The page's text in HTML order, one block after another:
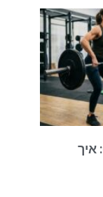
ירידה במשקל עם זריקות GLP-1: איך